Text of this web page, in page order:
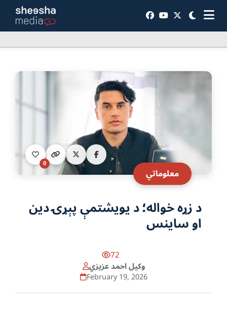
معلوماتي
0
د زړه خواله؛ د یویشتمې پېړۍ دین
او ساینس
72
وکیل احمد عزيزي
February 19, 2026